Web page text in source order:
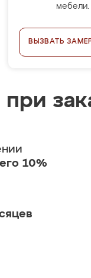
мебели.
ВЫЗВАТЬ
10%